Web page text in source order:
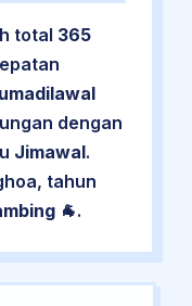
total 365
dengan
Jimawal.
tahun
🐐.